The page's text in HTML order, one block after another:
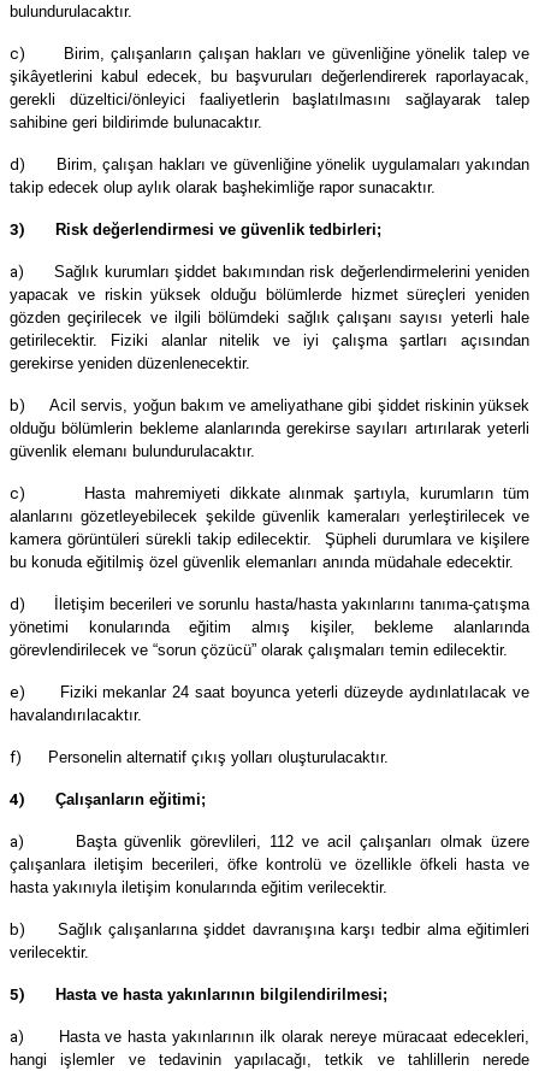
bulundurulacaktır.
c)
Birim, çalışanların çalışan hakları ve güvenliğine yönelik talep ve
şikâyetlerini kabul edecek, bu başvuruları değerlendirerek raporlayacak,
gerekli düzeltici/önleyici faaliyetlerin başlatılmasını sağlayarak talep
sahibine geri bildirimde bulunacaktır.
d)
Birim, çalışan hakları ve güvenliğine yönelik uygulamaları yakından
takip edecek olup aylık olarak başhekimliğe rapor sunacaktır.
3) Risk değerlendirmesi ve güvenlik tedbirleri;
a)
Sağlık kurumları şiddet bakımından risk değerlendirmelerini yeniden
yapacak ve riskin yüksek olduğu bölümlerde hizmet süreçleri yeniden
gözden geçirilecek ve ilgili bölümdeki sağlık çalışanı sayısı yeterli hale
getirilecektir. Fiziki alanlar nitelik ve iyi çalışma şartları açısından
gerekirse yeniden düzenlenecektir.
b)
Acil servis, yoğun bakım ve ameliyathane gibi şiddet riskinin yüksek
olduğu bölümlerin bekleme alanlarında gerekirse sayıları artırılarak yeterli
güvenlik elemanı bulundurulacaktır.
c)
Hasta mahremiyeti dikkate alınmak şartıyla, kurumların tüm
alanlarını gözetleyebilecek şekilde güvenlik kameraları yerleştirilecek ve
kamera görüntüleri sürekli takip edilecektir. Şüpheli durumlara ve kişilere
bu konuda eğitilmiş özel güvenlik elemanları anında müdahale edecektir.
d)
İletişim becerileri ve sorunlu hasta/hasta yakınlarını tanıma-çatışma
yönetimi konularında eğitim almış kişiler, bekleme alanlarında
görevlendirilecek ve “sorun çözücü” olarak çalışmaları temin edilecektir.
e)
Fiziki mekanlar 24 saat boyunca yeterli düzeyde aydınlatılacak ve
havalandırılacaktır.
f) Personelin alternatif çıkış yolları oluşturulacaktır.
4) Çalışanların eğitimi;
a)
Başta güvenlik görevlileri, 112 ve acil çalışanları olmak üzere
çalışanlara iletişim becerileri, öfke kontrolü ve özellikle öfkeli hasta ve
hasta yakınıyla iletişim konularında eğitim verilecektir.
b)
Sağlık çalışanlarına şiddet davranışına karşı tedbir alma eğitimleri
verilecektir.
5) Hasta ve hasta yakınlarının bilgilendirilmesi;
a)
Hasta ve hasta yakınlarının ilk olarak nereye müracaat edecekleri,
hangi işlemler ve tedavinin yapılacağı, tetkik ve tahlillerin nerede